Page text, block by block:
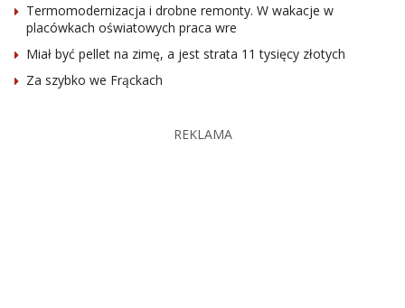
Termomodernizacja i drobne remonty. W wakacje w
placówkach oświatowych praca wre
Miał być pellet na zimę, a jest strata 11 tysięcy złotych
Za szybko we Frąckach
REKLAMA